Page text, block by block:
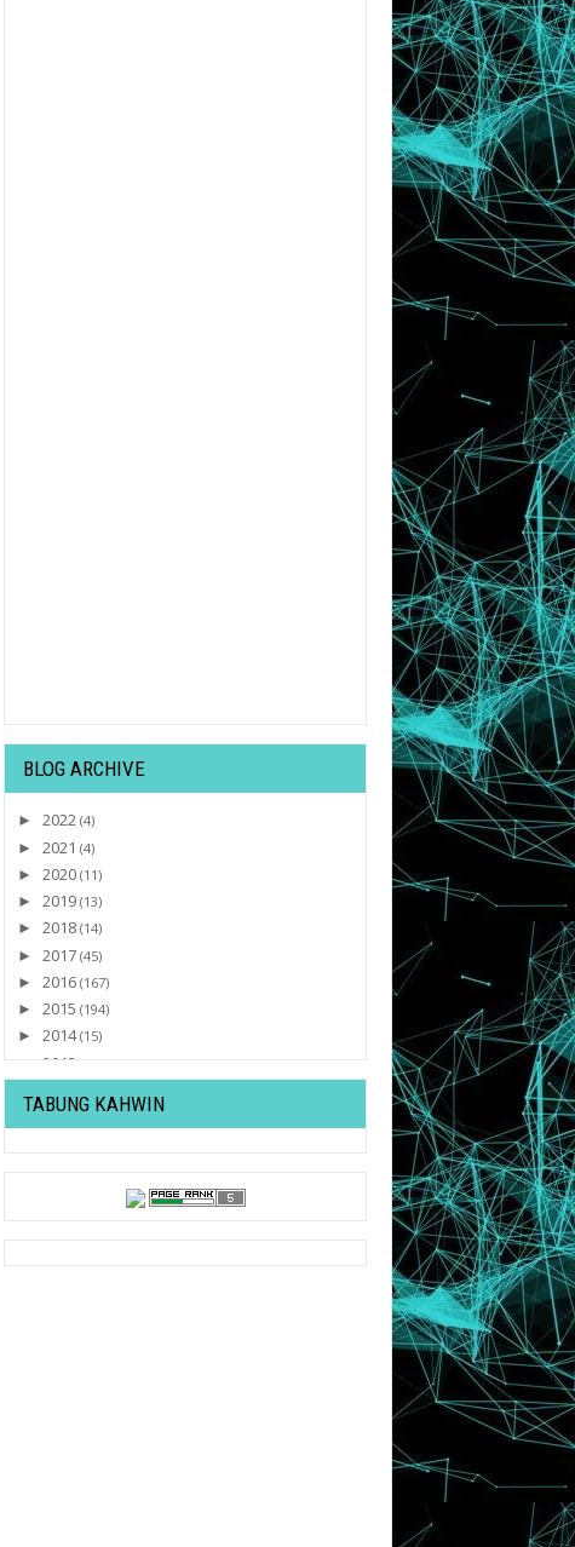
BLOG ARCHIVE
► 2022 (4)
► 2021 (4)
► 2020 (11)
► 2019 (13)
► 2018 (14)
► 2017 (45)
► 2016 (167)
► 2015 (194)
► 2014(15)
2013
►July (4)
TABUNG KAHWIN